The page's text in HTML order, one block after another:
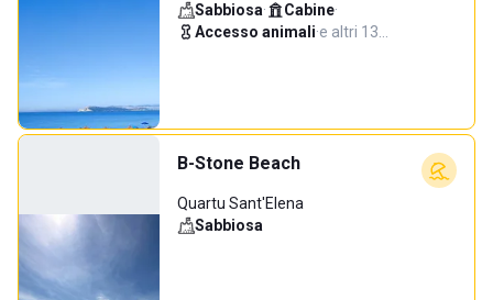
Sabbiosa· Cabine·
Accesso animali·e altri 13…
B-Stone Beach
Quartu Sant'Elena
Sabbiosa